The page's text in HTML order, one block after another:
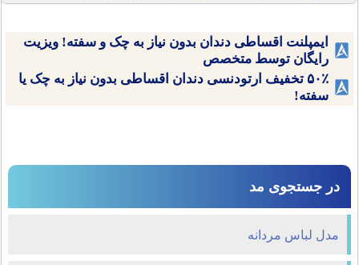
ایمپلنت اقساطی دندان بدون نیاز به چک و سفته! ویزیت
رایگان توسط متخصص
۵۰٪ تخفیف ارتودنسی دندان اقساطی بدون نیاز به چک یا
سفته!
در جستجوی مد
مدل لباس مردانه